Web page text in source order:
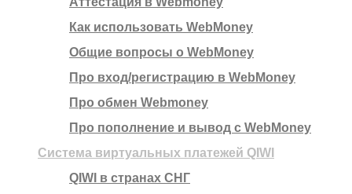
Как использовать WebMoney
Общие вопросы о WebMoney
Про вход/регистрацию в WebMoney
Про обмен Webmoney
Про пополнение и вывод с WebMoney
Система виртуальных платежей QIWI
QIWI в странах СНГ